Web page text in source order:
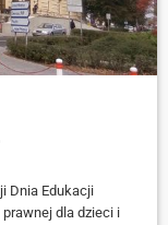
Dnia Edukacji
dla dzieci i